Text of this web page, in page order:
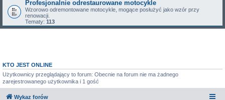
Profesjonalnie odrestaurowane motocykle
Wzorowo odremontowane motocykle, mogące posłużyć jako wzór przy
renowacji.
Tematy: 113
KTO JEST ONLINE
Użytkownicy przeglądający to forum: Obecnie na forum nie ma żadnego
zarejestrowanego użytkownika i 1 gość
Wykaz forów